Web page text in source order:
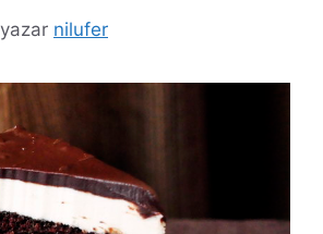
yazar nilufer